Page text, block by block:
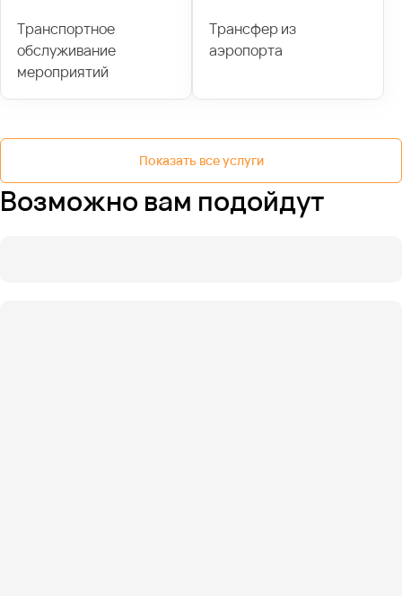
Транспортное
обслуживание
мероприятий
Трансфер из
аэропорта
Показать все услуги
Возможно вам подойдут